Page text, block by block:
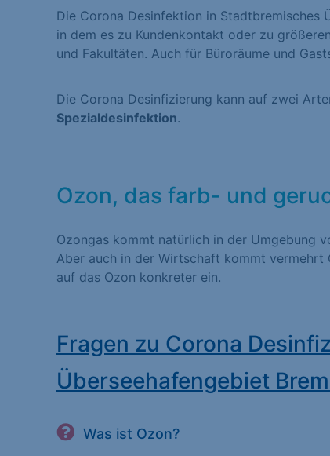
Die Corona Desinfektion in Stadtbremisches
in dem es zu Kundenkontakt oder zu
und Fakultäten. Auch für Büroräume und
Die Corona Desinfizierung kann auf zwei
Spezialdesinfektion.
Ozon, das farb- und
Ozongas kommt natürlich in der Umgebung
Aber auch in der Wirtschaft kommt
auf das Ozon konkreter ein.
Fragen zu Corona
Überseehafengebiet
Was ist Ozon?
Statistiken (1)
Statistik Cookies
Website nutzen.
Marketing-
dies, indem sie
Externe
Inhalte von